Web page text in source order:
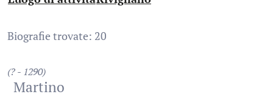
Biografie trovate: 20
(? - 1290)
Martino